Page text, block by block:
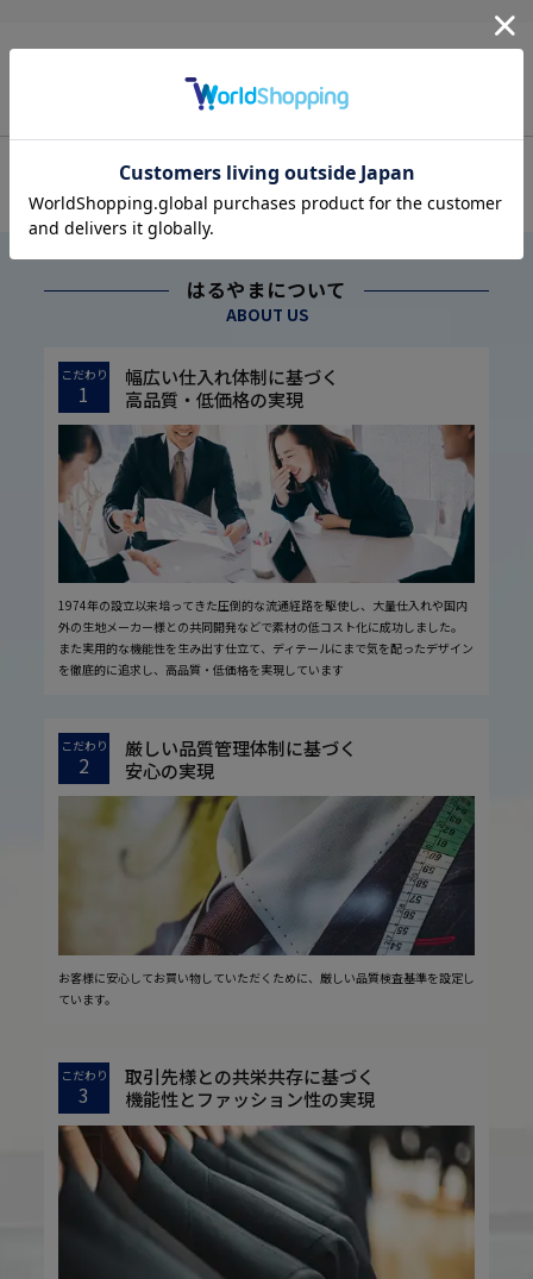
OFFICIAL SNS
はるやまについて
ABOUT US
こだわり
1
幅広い仕入れ体制に基づく
高品質・低価格の実現
1974年の設立以来培ってきた圧倒的な流通経路を駆使し、大量仕入れや国内
外の生地メーカー様との共同開発などで素材の低コスト化に成功しました。
また実用的な機能性を生み出す仕立て、ディテールにまで気を配ったデザイン
を徹底的に追求し、高品質・低価格を実現しています
こだわり
2
厳しい品質管理体制に基づく
安心の実現
お客様に安心してお買い物していただくために、厳しい品質検査基準を設定し
ています。
こだわり
3
取引先様との共栄共存に基づく
機能性とファッション性の実現